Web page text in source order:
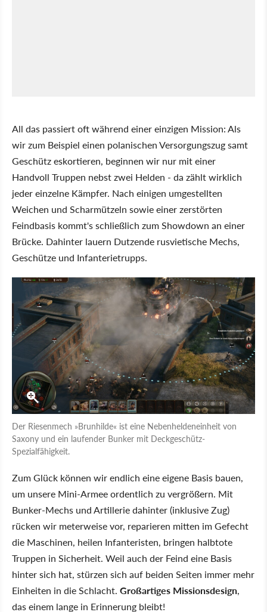
All das passiert oft während einer einzigen Mission: Als
wir zum Beispiel einen polanischen Versorgungszug samt
Geschütz eskortieren, beginnen wir nur mit einer
Handvoll Truppen nebst zwei Helden - da zählt wirklich
jeder einzelne Kämpfer. Nach einigen umgestellten
Weichen und Scharmützeln sowie einer zerstörten
Feindbasis kommt's schließlich zum Showdown an einer
Brücke. Dahinter lauern Dutzende rusvietische Mechs,
Geschütze und Infanterietrupps.
Der Riesenmech »Brunhilde« ist eine Nebenheldeneinheit von
Saxony und ein laufender Bunker mit Deckgeschütz-
Spezialfähigkeit.
Zum Glück können wir endlich eine eigene Basis bauen,
um unsere Mini-Armee ordentlich zu vergrößern. Mit
Bunker-Mechs und Artillerie dahinter (inklusive Zug)
rücken wir meterweise vor, reparieren mitten im Gefecht
die Maschinen, heilen Infanteristen, bringen halbtote
Truppen in Sicherheit. Weil auch der Feind eine Basis
hinter sich hat, stürzen sich auf beiden Seiten immer mehr
Einheiten in die Schlacht. Großartiges Missionsdesign,
das einem lange in Erinnerung bleibt!